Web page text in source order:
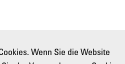
Wenn Sie die Website